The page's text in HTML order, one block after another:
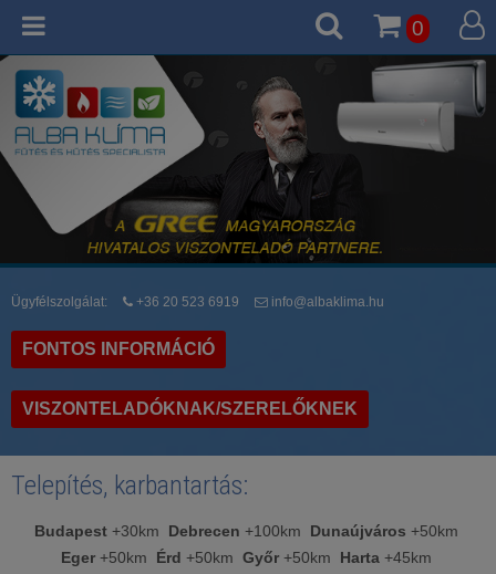
0
Ügyfélszolgálat: +36 20 523 6919 info@albaklima.hu
FONTOS INFORMÁCIÓ
VISZONTELADÓKNAK/SZERELŐKNEK
Telepítés, karbantartás:
Budapest+30km Debrecen +100km Dunaújváros +50km
Eger+50km Érd +50km Győr+50km Harta+45km